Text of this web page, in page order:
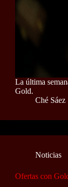
La última
Gold.
Ché Sáez
Noticias
Ofertas con